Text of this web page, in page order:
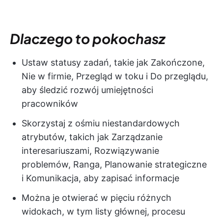
Dlaczego to pokochasz
Ustaw statusy zadań, takie jak Zakończone,
Nie w firmie, Przegląd w toku i Do przeglądu,
aby śledzić rozwój umiejętności
pracowników
Skorzystaj z ośmiu niestandardowych
atrybutów, takich jak Zarządzanie
interesariuszami, Rozwiązywanie
problemów, Ranga, Planowanie strategiczne
i Komunikacja, aby zapisać informacje
Można je otwierać w pięciu różnych
widokach, w tym listy głównej, procesu